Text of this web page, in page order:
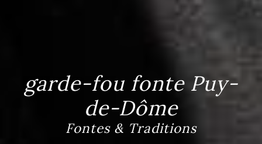
garde-fou fonte Puy-
de-Dôme
Fontes & Traditions